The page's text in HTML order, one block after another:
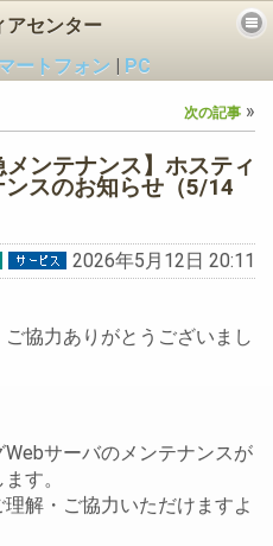
アセンター
ートフォン
PC
次の記事 »
メンテナンス】ホスティ
スのお知らせ（5/14
2026年5月12日 20:11
協力ありがとうございまし
サーバのメンテナンスが
す。
解・ご協力いただけますよ